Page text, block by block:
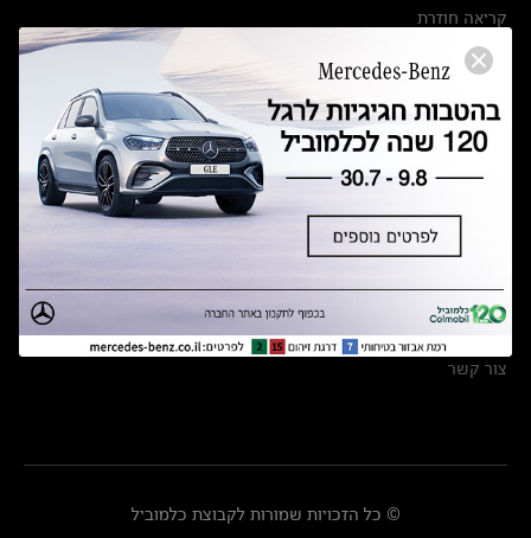
קריאה חוזרת
הודעה על הטבות לרכבי מרצדס בהסדר פשרה בתצ 56447-02-19
תקנון ימי מכירות 120 לכלמוביל
מצאו אותנו
אולמות תצוגה
מרכזי שירות
צור קשר
© כל הזכויות שמורות לקבוצת כלמוביל